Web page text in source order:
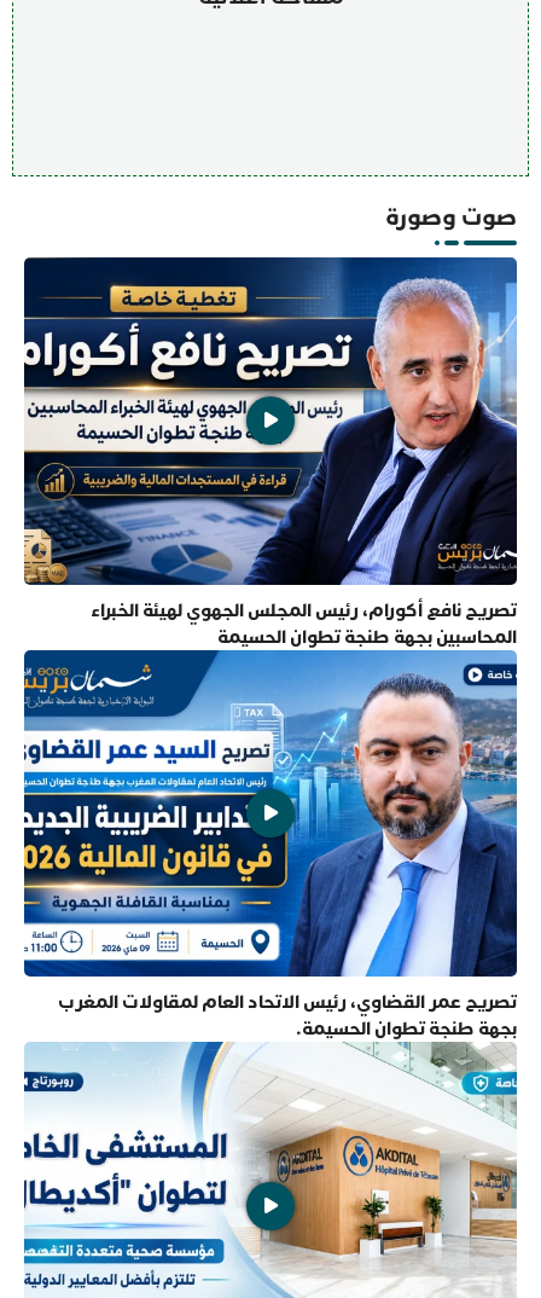
صوت وصورة
تصريح نافع أكورام، رئيس المجلس الجهوي لهيئة الخبراء
المحاسبين بجهة طنجة تطوان الحسيمة
تصريح عمر القضاوي، رئيس الاتحاد العام لمقاولات المغرب
بجهة طنجة تطوان الحسيمة.